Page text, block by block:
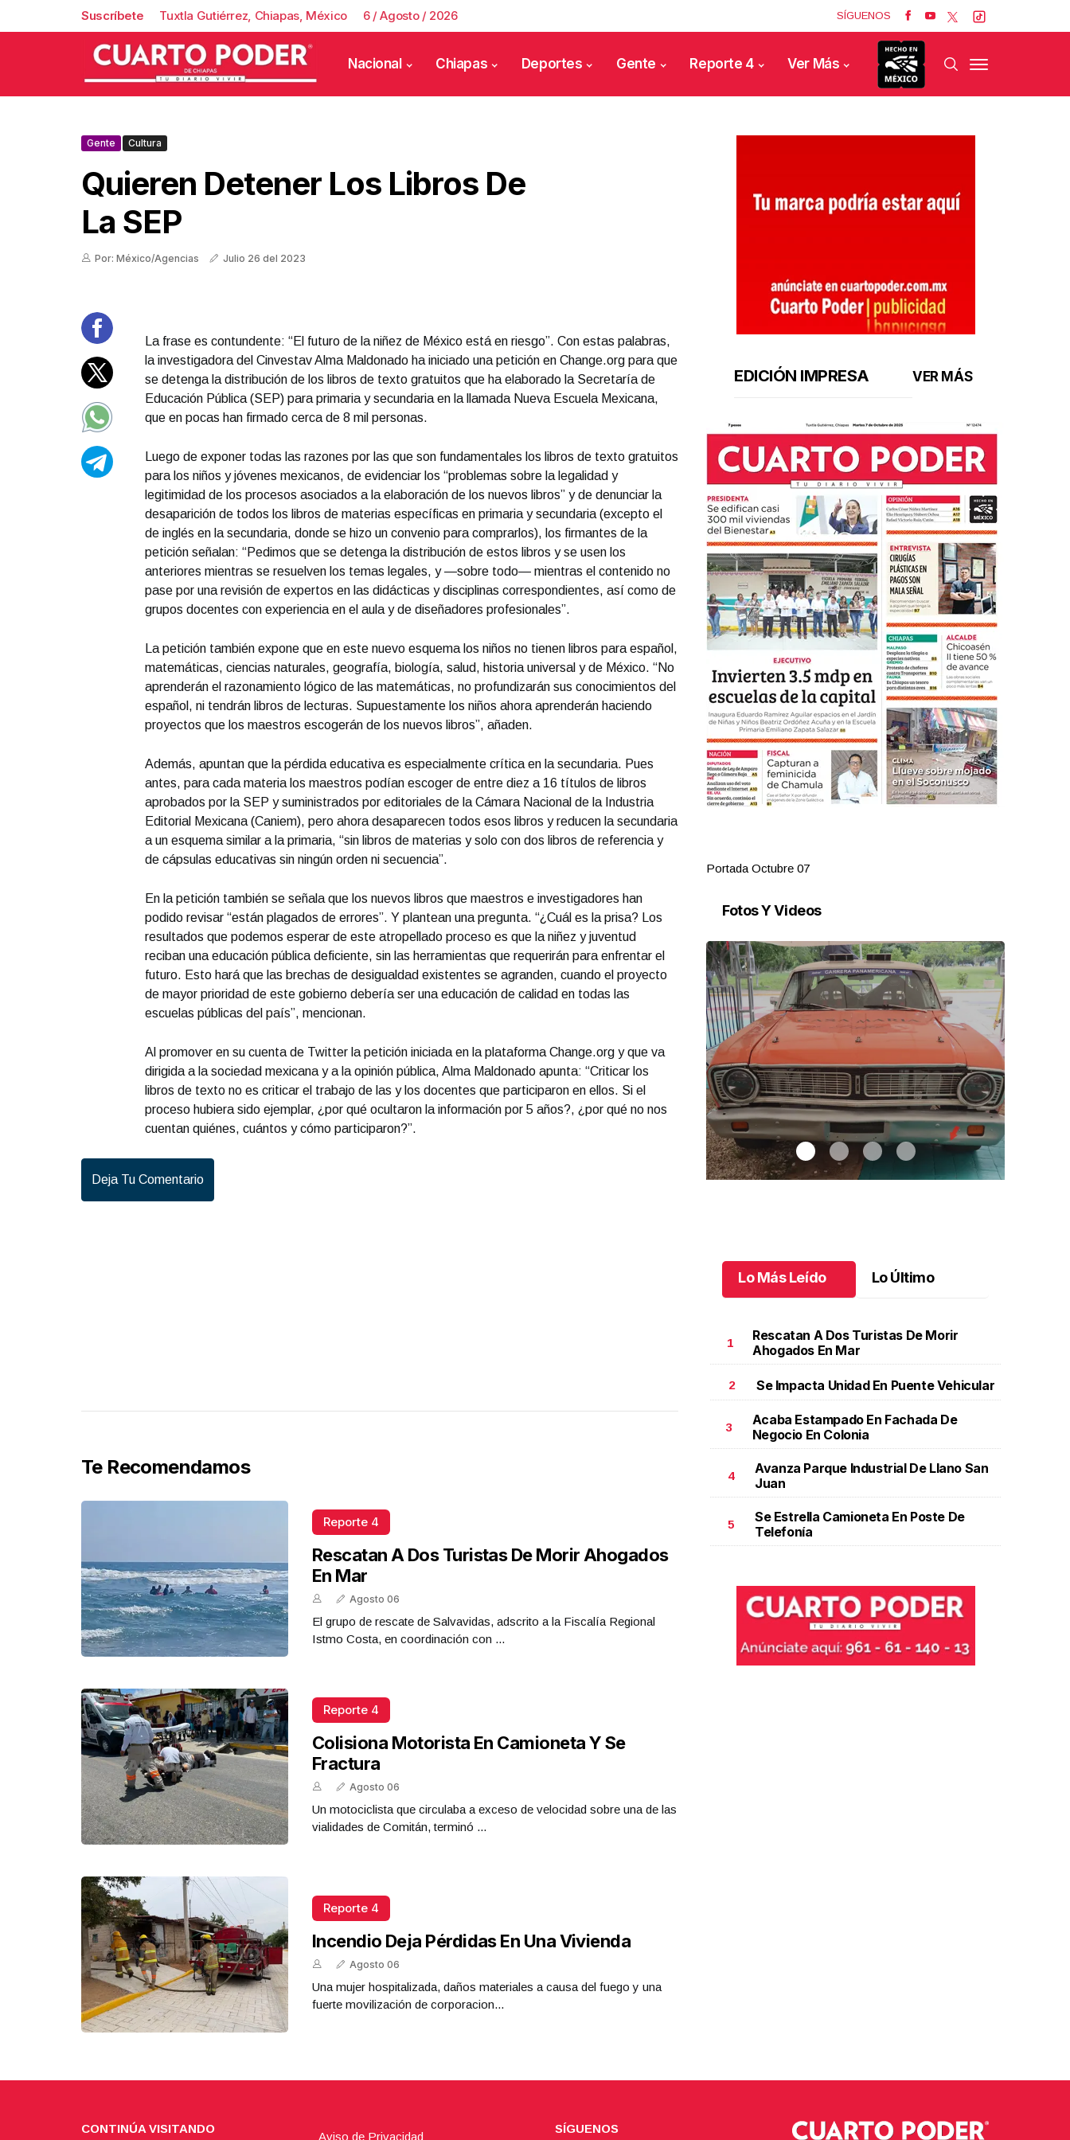
Suscríbete Tuxtla Gutiérrez, Chiapas, México 6 / Agosto / 2026 SÍGUENOS
Nacional Chiapas Deportes Gente Reporte 4 Ver Más
Gente Cultura
Quieren Detener Los Libros De
La SEP
Por: México/Agencias Julio 26 del 2023
La frase es contundente: “El futuro de la niñez de México está en riesgo”. Con estas palabras,
la investigadora del Cinvestav Alma Maldonado ha iniciado una petición en Change.org para que
se detenga la distribución de los libros de texto gratuitos que ha elaborado la Secretaría de
Educación Pública (SEP) para primaria y secundaria en la llamada Nueva Escuela Mexicana,
que en pocas han firmado cerca de 8 mil personas.
Luego de exponer todas las razones por las que son fundamentales los libros de texto gratuitos
para los niños y jóvenes mexicanos, de evidenciar los “problemas sobre la legalidad y
legitimidad de los procesos asociados a la elaboración de los nuevos libros” y de denunciar la
desaparición de todos los libros de materias específicas en primaria y secundaria (excepto el
de inglés en la secundaria, donde se hizo un convenio para comprarlos), los firmantes de la
petición señalan: “Pedimos que se detenga la distribución de estos libros y se usen los
anteriores mientras se resuelven los temas legales, y —sobre todo— mientras el contenido no
pase por una revisión de expertos en las didácticas y disciplinas correspondientes, así como de
grupos docentes con experiencia en el aula y de diseñadores profesionales”.
La petición también expone que en este nuevo esquema los niños no tienen libros para español,
matemáticas, ciencias naturales, geografía, biología, salud, historia universal y de México. “No
aprenderán el razonamiento lógico de las matemáticas, no profundizarán sus conocimientos del
español, ni tendrán libros de lecturas. Supuestamente los niños ahora aprenderán haciendo
proyectos que los maestros escogerán de los nuevos libros”, añaden.
Además, apuntan que la pérdida educativa es especialmente crítica en la secundaria. Pues
antes, para cada materia los maestros podían escoger de entre diez a 16 títulos de libros
aprobados por la SEP y suministrados por editoriales de la Cámara Nacional de la Industria
Editorial Mexicana (Caniem), pero ahora desaparecen todos esos libros y reducen la secundaria
a un esquema similar a la primaria, “sin libros de materias y solo con dos libros de referencia y
de cápsulas educativas sin ningún orden ni secuencia”.
En la petición también se señala que los nuevos libros que maestros e investigadores han
podido revisar “están plagados de errores”. Y plantean una pregunta. “¿Cuál es la prisa? Los
resultados que podemos esperar de este atropellado proceso es que la niñez y juventud
reciban una educación pública deficiente, sin las herramientas que requerirán para enfrentar el
futuro. Esto hará que las brechas de desigualdad existentes se agranden, cuando el proyecto
de mayor prioridad de este gobierno debería ser una educación de calidad en todas las
escuelas públicas del país”, mencionan.
Al promover en su cuenta de Twitter la petición iniciada en la plataforma Change.org y que va
dirigida a la sociedad mexicana y a la opinión pública, Alma Maldonado apunta: “Criticar los
libros de texto no es criticar el trabajo de las y los docentes que participaron en ellos. Si el
proceso hubiera sido ejemplar, ¿por qué ocultaron la información por 5 años?, ¿por qué no nos
cuentan quiénes, cuántos y cómo participaron?”.
Deja Tu Comentario
Te Recomendamos
Reporte 4
Rescatan A Dos Turistas De Morir Ahogados
En Mar
Agosto 06
El grupo de rescate de Salvavidas, adscrito a la Fiscalía Regional
Istmo Costa, en coordinación con ...
Reporte 4
Colisiona Motorista En Camioneta Y Se
Fractura
Agosto 06
Un motociclista que circulaba a exceso de velocidad sobre una de las
vialidades de Comitán, terminó ...
Reporte 4
Incendio Deja Pérdidas En Una Vivienda
Agosto 06
Una mujer hospitalizada, daños materiales a causa del fuego y una
fuerte movilización de corporacion...
EDICIÓN IMPRESA VER MÁS
Portada Octubre 04 Portada Octubre 07
Fotos Y Videos
Autos clásicos invaden Tuxtla Gutiérrez.Autos
clásicos invaden Tuxtla Gutiérrez
Octubre 07 l
Lo Más Leído Lo Último
1
Rescatan A Dos Turistas De Morir
Ahogados En Mar
2 Se Impacta Unidad En Puente Vehicular
3
Acaba Estampado En Fachada De
Negocio En Colonia
4
Avanza Parque Industrial De Llano San
Juan
5
Se Estrella Camioneta En Poste De
Telefonía
CONTINÚA VISITANDO
Aviso de Privacidad
SÍGUENOS